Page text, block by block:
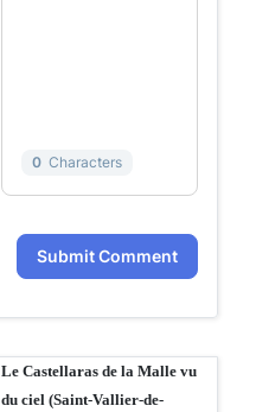
0 Characters
Submit Comment
Le Castellaras de la Malle vu
du ciel (Saint-Vallier-de-